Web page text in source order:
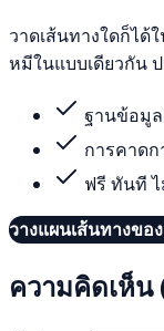
วาดเส้นทางใดก็ไ
หมีในแบบเดียวกัน
ฐานข้อมู
การคาด
ฟรี ทันที
วางแผนเส้นทางขอ
ความคิดเห็น